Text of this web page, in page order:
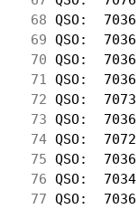
68 QSO:
69 QSO:
70 QSO:
71 QSO:
72 QSO:
73 QSO:
74 QSO:
75 QSO:
76 QSO:
77 QSO: